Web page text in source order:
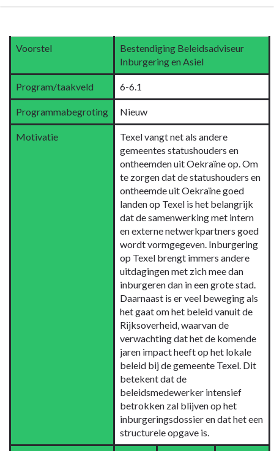
naar
navigatie
Samenkracht
burgerparticipatie
Voorstel
Bestendiging Beleidsadviseur
Inburgering en Asiel
Program/taakveld 6-6.1
Programmabegroting Nieuw
Motivatie
Texel vangt net als andere
gemeentes statushouders en
ontheemden uit Oekraïne op. Om
te zorgen dat de statushouders en
ontheemde uit Oekraïne goed
landen op Texel is het belangrijk
dat de samenwerking met intern
en externe netwerkpartners goed
wordt vormgegeven. Inburgering
op Texel brengt immers andere
uitdagingen met zich mee dan
inburgeren dan in een grote stad.
Daarnaast is er veel beweging als
het gaat om het beleid vanuit de
Rijksoverheid, waarvan de
verwachting dat het de komende
jaren impact heeft op het lokale
beleid bij de gemeente Texel. Dit
betekent dat de
beleidsmedewerker intensief
betrokken zal blijven op het
inburgeringsdossier en dat het een
structurele opgave is.